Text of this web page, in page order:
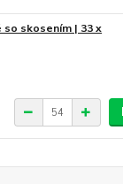
skosením | 33 x